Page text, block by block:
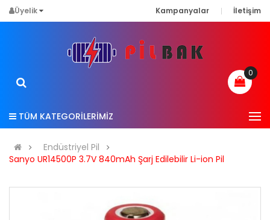
Üyelik Kampanyalar İletişim
0
TÜM KATEGORİLERİMİZ
Endüstriyel Pil
Sanyo UR14500P 3.7V 840mAh Şarj Edilebilir Li-ion Pil